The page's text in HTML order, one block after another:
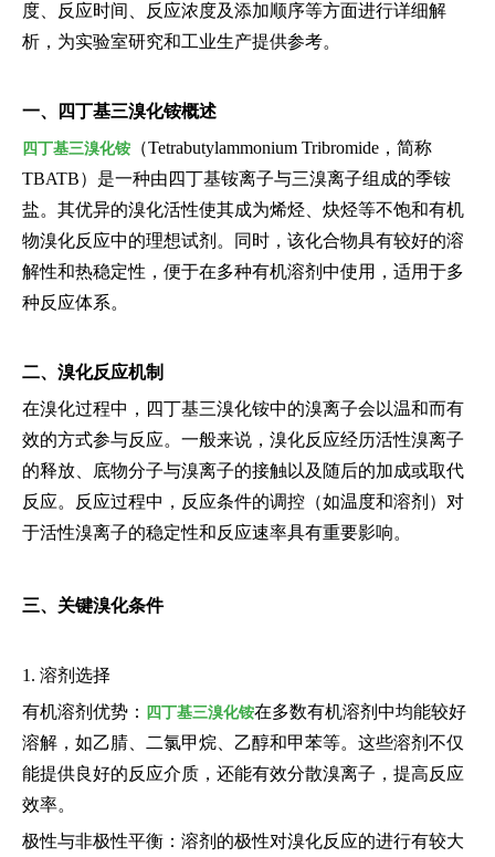
度、反应时间、反应浓度及添加顺序等方面进行详细解
析，为实验室研究和工业生产提供参考。
一、四丁基三溴化铵概述
四丁基三溴化铵 （Tetrabutylammonium Tribromide，简称
TBATB）是一种由四丁基铵离子与三溴离子组成的季铵
盐。其优异的溴化活性使其成为烯烃、炔烃等不饱和有机
物溴化反应中的理想试剂。同时，该化合物具有较好的溶
解性和热稳定性，便于在多种有机溶剂中使用，适用于多
种反应体系。
二、溴化反应机制
在溴化过程中，四丁基三溴化铵中的溴离子会以温和而有
效的方式参与反应。一般来说，溴化反应经历活性溴离子
的释放、底物分子与溴离子的接触以及随后的加成或取代
反应。反应过程中，反应条件的调控（如温度和溶剂）对
于活性溴离子的稳定性和反应速率具有重要影响。
三、关键溴化条件
1. 溶剂选择
有机溶剂优势：
四丁基三溴化铵在多数有机溶剂中均能较好
溶解，如乙腈、二氯甲烷、乙醇和甲苯等。这些溶剂不仅
能提供良好的反应介质，还能有效分散溴离子，提高反应
效率。
极性与非极性平衡：溶剂的极性对溴化反应的进行有较大